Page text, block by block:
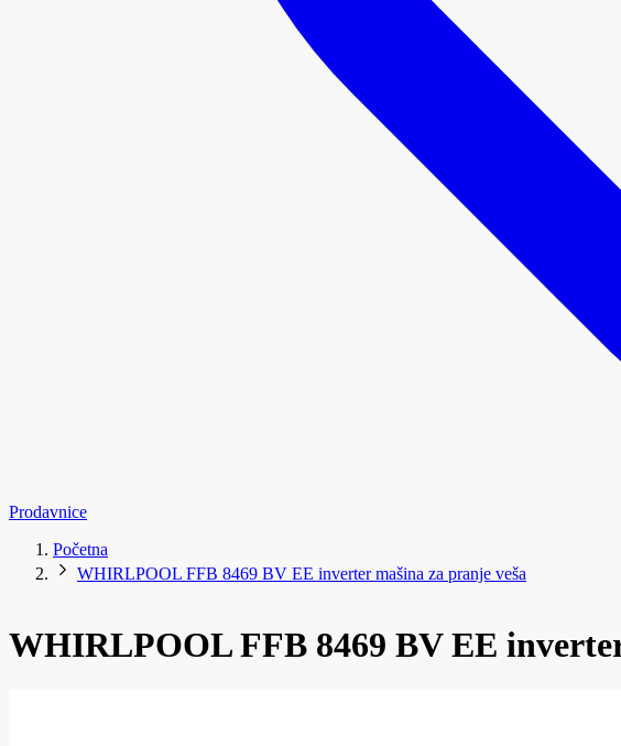
Prodavnice
Početna
WHIRLPOOL FFB 8469 BV EE inverter mašina za pranje veša
WHIRLPOOL FFB 8469 BV EE